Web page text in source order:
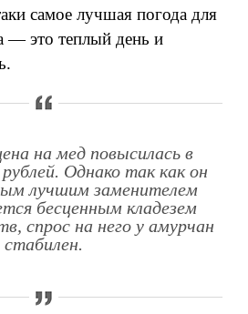
самое лучшая погода для
— это теплый день и
на мед повысилась в
Однако так как он
лучшим заменителем
бесценным кладезем
спрос на него у амурчан
стабилен.